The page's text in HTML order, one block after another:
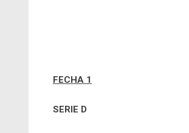
FECHA 1
SERIE D